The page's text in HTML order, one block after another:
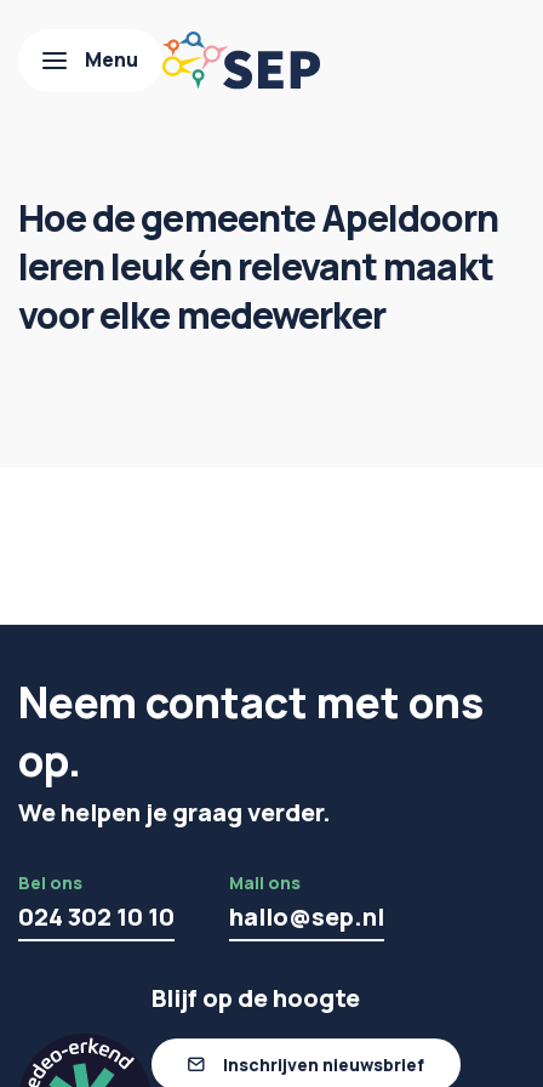
Hoe de gemeente Apeldoorn
leren leuk én relevant maakt
voor elke medewerker
Neem contact met ons
op.
We helpen je graag verder.
Bel ons
024 302 10 10
Mail ons
hallo@sep.nl
Blijf op de hoogte
Inschrijven nieuwsbrief